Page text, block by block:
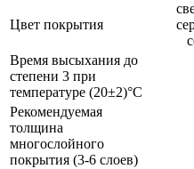
Цвет покрытия
Время высыхания до
степени 3 при
температуре (20±2)°С
Рекомендуемая
толщина
многослойного
покрытия (3-6 слоев)